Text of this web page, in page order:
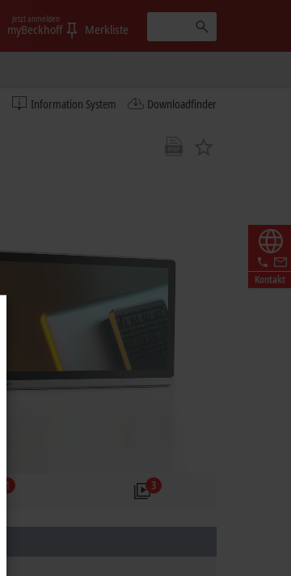
myBeckhoff
Jetzt anmelden
Merkliste
Information System Downloadfinder
Kontakt
1 3